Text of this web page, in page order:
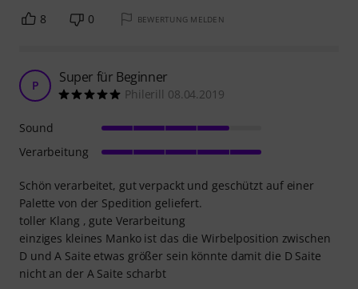
8 0 BEWERTUNG MELDEN
P Super für Beginner
Philerill 08.04.2019
Schön verarbeitet, gut verpackt und geschützt auf einer
Palette von der Spedition geliefert.
toller Klang , gute Verarbeitung
einziges kleines Manko ist das die Wirbelposition zwischen
D und A Saite etwas größer sein könnte damit die D Saite
nicht an der A Saite scharbt
Sound
Verarbeitung